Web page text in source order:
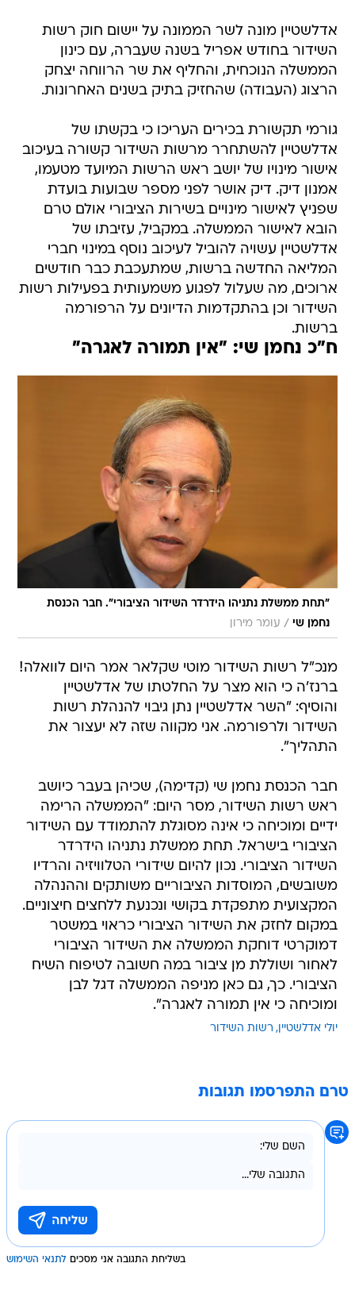
אדלשטיין מונה לשר הממונה על יישום חוק רשות
השידור בחודש אפריל בשנה שעברה, עם כינון
הממשלה הנוכחית, והחליף את שר הרווחה יצחק
הרצוג (העבודה) שהחזיק בתיק בשנים האחרונות.
גורמי תקשורת בכירים העריכו כי בקשתו של
אדלשטיין להשתחרר מרשות השידור קשורה בעיכוב
אישור מינויו של יושב ראש הרשות המיועד מטעמו,
אמנון דיק. דיק אושר לפני מספר שבועות בועדת
שפניץ לאישור מינויים בשירות הציבורי אולם טרם
הובא לאישור הממשלה. במקביל, עזיבתו של
אדלשטיין עשויה להוביל לעיכוב נוסף במינוי חברי
המליאה החדשה ברשות, שמתעכבת כבר חודשים
ארוכים, מה שעלול לפגוע משמעותית בפעילות רשות
השידור וכן בהתקדמות הדיונים על הרפורמה
ברשות.
ח"כ נחמן שי: "אין תמורה לאגרה"
"תחת ממשלת נתניהו הידרדר השידור הציבורי". חבר הכנסת
נחמן שי / עומר מירון
מנכ"ל רשות השידור מוטי שקלאר אמר היום לוואלה!
ברנז'ה כי הוא מצר על החלטתו של אדלשטיין
והוסיף: "השר אדלשטיין נתן גיבוי להנהלת רשות
השידור ולרפורמה. אני מקווה שזה לא יעצור את
התהליך".
חבר הכנסת נחמן שי (קדימה), שכיהן בעבר כיושב
ראש רשות השידור, מסר היום: "הממשלה הרימה
ידיים ומוכיחה כי אינה מסוגלת להתמודד עם השידור
הציבורי בישראל. תחת ממשלת נתניהו הידרדר
השידור הציבורי. נכון להיום שידורי הטלוויזיה והרדיו
משובשים, המוסדות הציבוריים משותקים וההנהלה
המקצועית מתפקדת בקושי ונכנעת ללחצים חיצוניים.
במקום לחזק את השידור הציבורי כראוי במשטר
דמוקרטי דוחקת הממשלה את השידור הציבורי
לאחור ושוללת מן ציבור במה חשובה לטיפוח השיח
הציבורי. כך, גם כאן מניפה הממשלה דגל לבן
ומוכיחה כי אין תמורה לאגרה".
יולי אדלשטיין רשות השידור
טרם התפרסמו תגובות
בשליחת התגובה אני מסכים לתנאי השימוש